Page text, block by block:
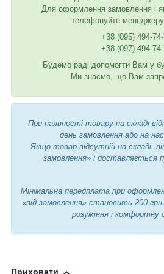
Для оформлення замовлення і
телефонуйте
+38 (095) 494-
+38 (097) 494-
Будемо раді допомогти Вам у
Ми знаємо, що Вам
При наявності товару на складі
день замовлення або на
Якщо товар відсутній на складі,
замовлення» і доставляється
Мінімальна передплата при
«під замовлення» становить 200
розуміння і комфортну
Приховати